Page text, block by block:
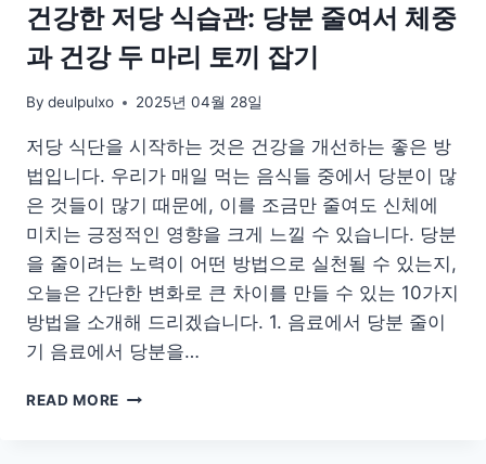
건강한 저당 식습관: 당분 줄여서 체중
과 건강 두 마리 토끼 잡기
By deulpulxo 2025년 04월 28일
저당 식단을 시작하는 것은 건강을 개선하는 좋은 방
법입니다. 우리가 매일 먹는 음식들 중에서 당분이 많
은 것들이 많기 때문에, 이를 조금만 줄여도 신체에
미치는 긍정적인 영향을 크게 느낄 수 있습니다. 당분
을 줄이려는 노력이 어떤 방법으로 실천될 수 있는지,
오늘은 간단한 변화로 큰 차이를 만들 수 있는 10가지
방법을 소개해 드리겠습니다. 1. 음료에서 당분 줄이
기 음료에서 당분을…
READ MORE 건